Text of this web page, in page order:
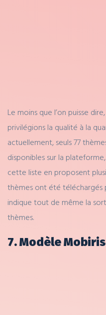
Le moins que l’on puisse dire,
privilégions la qualité à la
actuellement, seuls 77
disponibles sur la
cette liste en proposent
thèmes ont été téléchargés
indique tout de même la
thèmes.
7. Modèle